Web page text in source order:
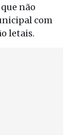
não
com
letais.